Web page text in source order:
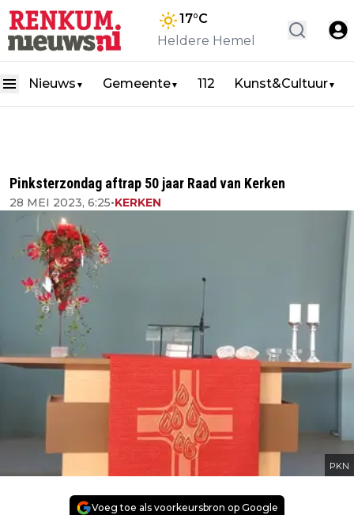
17°C
Heldere Hemel
Nieuws ▼ Gemeente▼ 112 Kunst&Cultuur▼
Pinksterzondag aftrap 50 jaar Raad van Kerken
28 MEI 2023, 6:25•KERKEN
PKN
Voeg toe als voorkeursbron op Google